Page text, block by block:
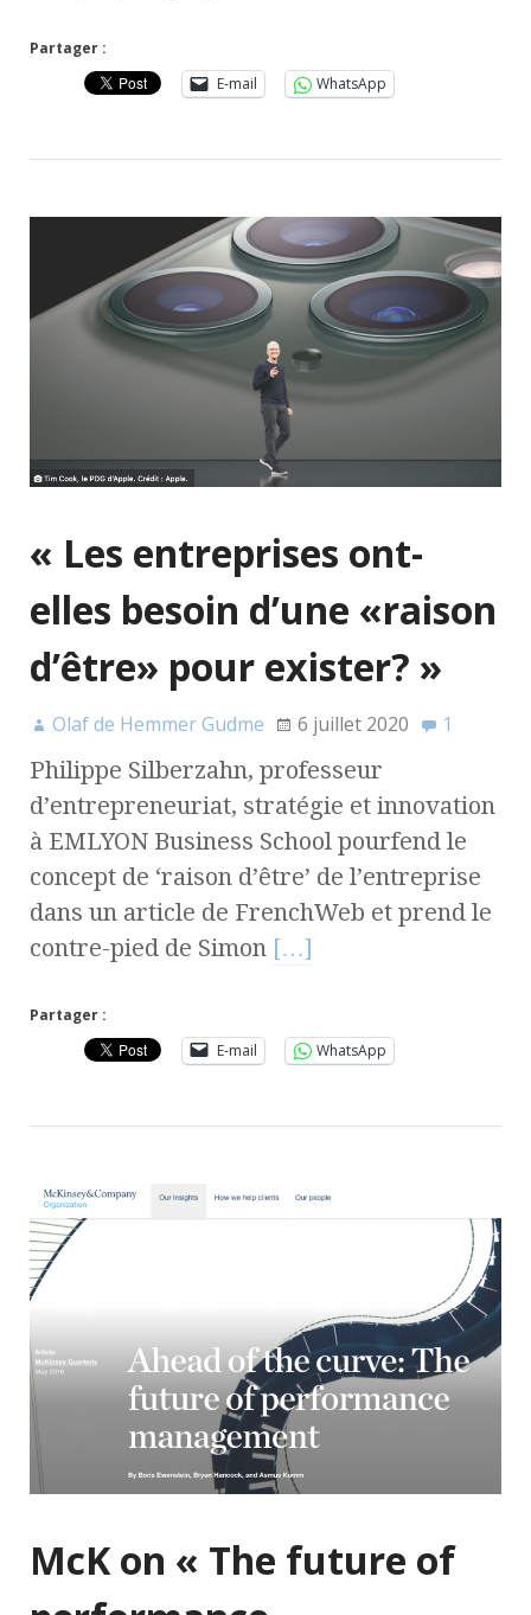
Partager :
E-mail
WhatsApp
« Les entreprises ont-
elles besoin d’une «raison
d’être» pour exister? »
Olaf de Hemmer Gudme 6 juillet 2020 1
Philippe Silberzahn, professeur
d’entrepreneuriat, stratégie et innovation
à EMLYON Business School pourfend le
concept de ‘raison d’être’ de l’entreprise
dans un article de FrenchWeb et prend le
contre-pied de Simon […]
Partager :
E-mail
WhatsApp
McK on « The future of